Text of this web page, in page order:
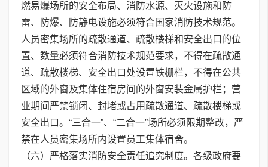
燃易爆场所的安全布局、消防水源、灭火设施和防
雷、防爆、防静电设施必须符合国家消防技术规范。
人员密集场所的疏散通道、疏散楼梯和安全出口的位
置、数量必须符合消防技术规范要求，不得在疏散通
道、疏散楼梯、安全出口处设置铁栅栏，不得在公共
区域的外窗及集体住宿房间的外窗安装金属护栏；营
业期间严禁锁闭、封堵或占用疏散通道、疏散楼梯或
安全出口。“三合一”、“二合一”场所必须限期整改，严
禁在人员密集场所内设置员工集体宿舍。
（六）严格落实消防安全责任追究制度。各级政府要